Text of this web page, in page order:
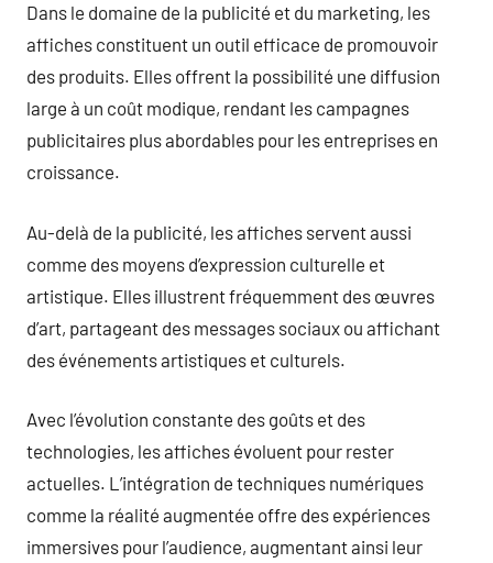
Dans le domaine de la publicité et du marketing, les
affiches constituent un outil efficace de promouvoir
des produits. Elles offrent la possibilité une diffusion
large à un coût modique, rendant les campagnes
publicitaires plus abordables pour les entreprises en
croissance.
Au-delà de la publicité, les affiches servent aussi
comme des moyens d’expression culturelle et
artistique. Elles illustrent fréquemment des œuvres
d’art, partageant des messages sociaux ou affichant
des événements artistiques et culturels.
Avec l’évolution constante des goûts et des
technologies, les affiches évoluent pour rester
actuelles. L’intégration de techniques numériques
comme la réalité augmentée offre des expériences
immersives pour l’audience, augmentant ainsi leur